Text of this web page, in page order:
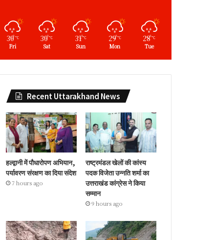
30 ℃
Fri
30℃
Sat
31℃
Sun
29℃
Mon
28℃
Tue
Recent Uttarakhand News
हल्द्वानी में पौधारोपण अभियान,
पर्यावरण संरक्षण का दिया संदेश
7 hours ago
राष्ट्रमंडल खेलों की कांस्य
पदक विजेता उन्नति शर्मा का
उत्तराखंड कांग्रेस ने किया
सम्मान
9 hours ago